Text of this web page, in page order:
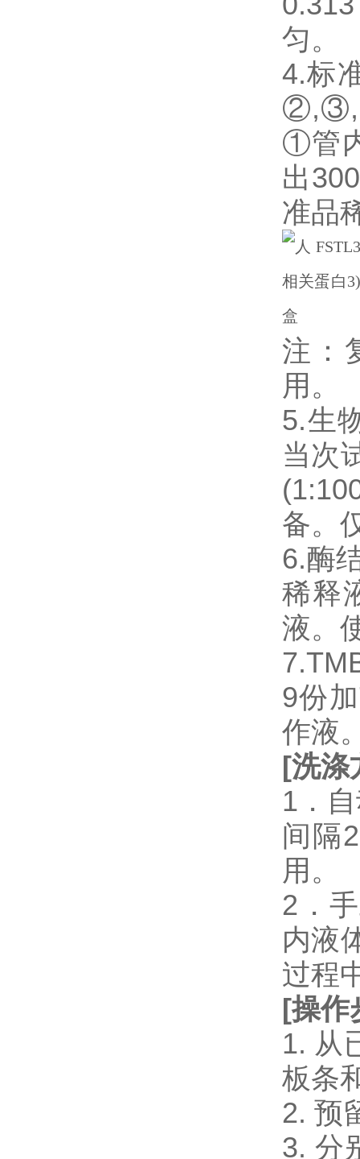
匀。
4.标
①管
出
准品
注：
用。
5.生
当次
备。
6.酶
稀释
液。
9份
作液
[洗涤
1．
间隔
用。
2．
内液
过程
[操作
1. 从
板条
2. 预
3. 分